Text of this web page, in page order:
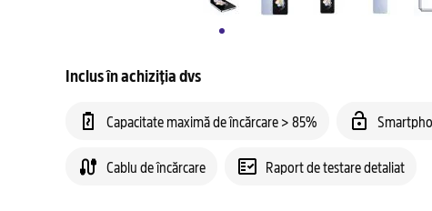
Inclus în achiziția dvs
Capacitate maximă de încărcare > 85%
Cablu de încărcare Raport de testare detaliat